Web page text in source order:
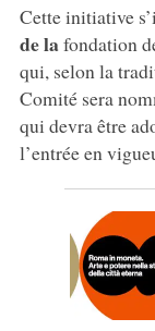
Cette initiative
de lafondation
qui, selon la
Comité sera
qui devra être
l’entrée en